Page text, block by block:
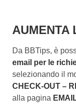
AUMENTA
Da BBTips, è
email per le
selezionando il
CHECK-OUT –
alla pagina